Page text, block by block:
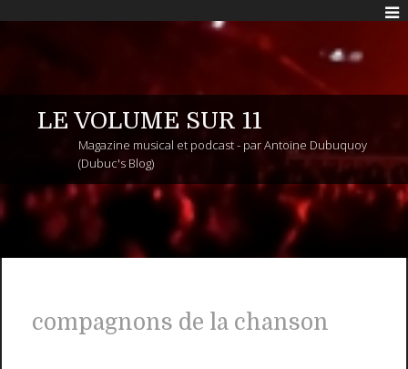
LE VOLUME SUR 11
Magazine musical et podcast - par Antoine Dubuquoy
(Dubuc's Blog)
compagnons de la chanson